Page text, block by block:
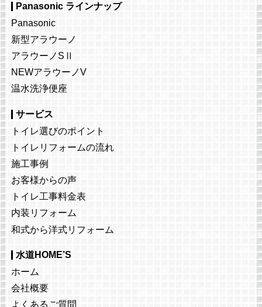
Panasonic ラインナップ
Panasonic
新型アラウーノ
アラウーノSⅡ
NEWアラウーノV
温水洗浄便座
サービス
トイレ選びのポイント
トイレリフォームの流れ
施工事例
お客様からの声
トイレ工事料金表
内装リフォーム
和式から洋式リフォーム
水道HOME’S
ホーム
会社概要
よくあるご質問